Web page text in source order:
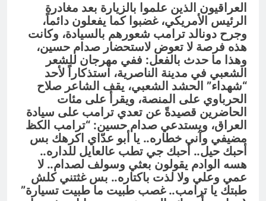
العراقيون الذين علموا بالزيارة بعد مغادرة
الرئيس الأمريكي، غضبوا كما يفعلون دائماً،
وجرح دونالد ترامب شعورهم بالسيادة، وكانت
هذه فرصة لا تعوض لاستحضار صدام حسين،
وهذا ما حدث بالفعل: ففي مهرجان للشعر
الشعبي في مدينة الناصرية، استذكاراً لأحد
“شهداء” الحشد الشعبي، يقف الشاعر صلاح
الحرباوي على المنصة، ويقرأ على مئات
الحاضرين قصيدةً عن تعدي ترامب على سيادة
العراق، ويستدعي صدام حسين: “ترامب الكظ
مضيفي وآني خطاره.. يا أبو عدّاي اكرهك بس
أحبك حيل.. أحبك جي تطب عالعايل للداره..
هسه الوادم يقولون بعثي وسولف لصدام.. لا
عمي وعلي ولا لذت باكتاره.. بس غثتني كلش
طبتك يا ترامب.. غصب طبيت ما طبيت تسيارة”